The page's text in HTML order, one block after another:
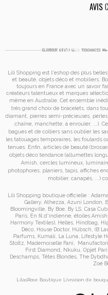
AVIS
Lili Shopping est l'eshop des plus
et beauté, objets déco et mobiliers.
toujours en France avec un savoir
créateurs talentueux et marques
même en Australie. Cet ensemble
très grand choix de bracelets , dans
diamant, pierres semi-précieuses,
chaîne, manchette, à enrouler, ...).
bagues et de colliers sans oublier les
les tatouages temporaires, les foulards
tenues. Enfin, articles de beauté
objets déco tendance (allumettes
Amish , cercles lumineux,
photophores, planiers, tapis, affiches
mobilier, canapés, ...)
Lili Shopping boutique officielle :
Gallery, Athezza Azuni London
Bloomingville By Boe By LS Casa
Paris, En fil d'indienne, étoiles Amish
Harmony Textiles), Helles Hindbag
Déco, House Doctor, Hübsch IB
Parfums, Kumali La Luna Lifestyle
Stoltz, Mademoiselle Fani Manufactori
First Diamond
Nkuku Opjet
Deschamps, Têtes Blondes, The
Zoé
LilasRose Boutique Livraison de